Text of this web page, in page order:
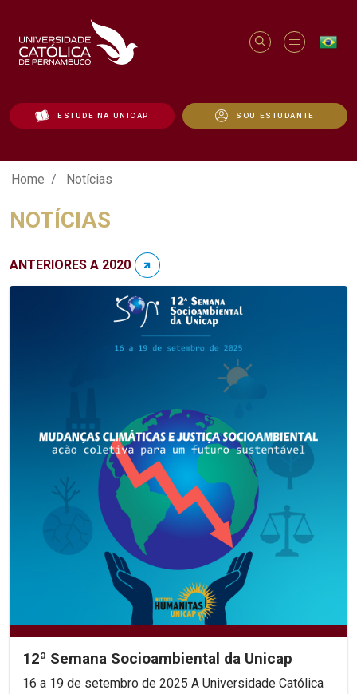
ESTUDE NA UNICAP SOU ESTUDANTE
Notícias - Unicap
Home Notícias
NOTÍCIAS
ANTERIORES A 2020
12ª Semana Socioambiental da Unicap
16 a 19 de setembro de 2025 A Universidade Católica